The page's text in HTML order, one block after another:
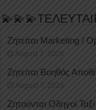
Ζητείται Marketing /
August 7, 2026
Ζητείται Βοηθός
August 7, 2026
Ζητούνται Οδηγοί Ταξί